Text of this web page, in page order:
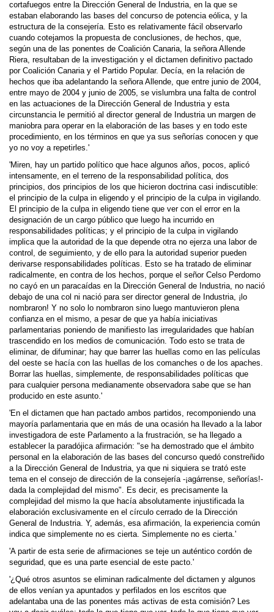
cortafuegos entre la Dirección General de Industria, en la que se
estaban elaborando las bases del concurso de potencia eólica, y la
estructura de la consejería. Esto es relativamente fácil observarlo
cuando cotejamos la propuesta de conclusiones, de hechos, que,
según una de las ponentes de Coalición Canaria, la señora Allende
Riera, resultaban de la investigación y el dictamen definitivo pactado
por Coalición Canaria y el Partido Popular. Decía, en la relación de
hechos que iba adelantando la señora Allende, que entre junio de 2004,
entre mayo de 2004 y junio de 2005, se vislumbra una falta de control
en las actuaciones de la Dirección General de Industria y esta
circunstancia le permitió al director general de Industria un margen de
maniobra para operar en la elaboración de las bases y en todo este
procedimiento, en los términos en que ya sus señorías conocen y que
yo no voy a repetirles.'
'Miren, hay un partido político que hace algunos años, pocos, aplicó
intensamente, en el terreno de la responsabilidad política, dos
principios, dos principios de los que hicieron doctrina casi indiscutible:
el principio de la culpa in eligendo y el principio de la culpa in vigilando.
El principio de la culpa in eligendo tiene que ver con el error en la
designación de un cargo público que luego ha incurrido en
responsabilidades políticas; y el principio de la culpa in vigilando
implica que la autoridad de la que depende otra no ejerza una labor de
control, de seguimiento, y de ello para la autoridad superior pueden
derivarse responsabilidades políticas. Esto se ha tratado de eliminar
radicalmente, en contra de los hechos, porque el señor Celso Perdomo
no cayó en un paracaídas en la Dirección General de Industria, no nació
debajo de una col ni nació para ser director general de Industria, ¡lo
nombraron! Y no solo lo nombraron sino luego mantuvieron plena
confianza en el mismo, a pesar de que ya había iniciativas
parlamentarias poniendo de manifiesto las irregularidades que habían
trascendido en los medios de comu­nicación. Todo esto se trata de
eliminar, de difuminar; hay que barrer las huellas como en las películas
del oeste se hacía con las huellas de los comanches o de los apaches.
Borrar las huellas, simplemente, de responsabilidades políticas que
para cualquier persona mediana­mente observadora sabe que se han
producido en este asunto.'
'En el dictamen que han pactado ambos partidos, recomponiendo una
mayoría parlamentaria que en más de una ocasión ha llevado a la labor
investi­gadora de este Parlamento a la frustración, se ha llegado a
establecer la paradójica afirmación: "se ha demostrado que el ámbito
personal en la elaboración de las bases del concurso quedó constreñido
a la Dirección General de Industria, ya que ni siquiera se trató este
tema en el consejo de dirección de la consejería -¡agárrense, señorías!-
dada la complejidad del mismo". Es decir, es precisamente la
complejidad del mismo la que hacía absolutamente injustificada la
elaboración exclusivamente en el círculo cerrado de la Dirección
General de Industria. Y, además, esa afirmación, la experiencia común
indica que simplemente no es cierta. Simplemente no es cierta.'
'A partir de esta serie de afirmaciones se teje un auténtico cordón de
seguridad, que es una parte esencial de este pacto.'
'¿Qué otros asuntos se eliminan radicalmente del dictamen y algunos
de ellos venían ya apuntados y perfilados en los escritos que
adelantaba una de las ponentes más activas de esta comisión? Les